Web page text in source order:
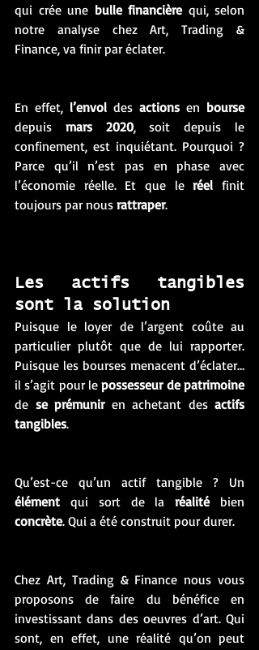
qui crée une bulle financière qui, selon
notre analyse chez Art, Trading &
Finance, va finir par éclater.
En effet, l’envol des actions en bourse
depuis mars 2020, soit depuis le
confinement, est inquiétant. Pourquoi ?
Parce qu’il n’est pas en phase avec
l’économie réelle. Et que le réel finit
toujours par nous rattraper.
Les actifs tangibles
sont la solution
Puisque le loyer de l’argent coûte au
particulier plutôt que de lui rapporter.
Puisque les bourses menacent d’éclater…
il s’agit pour le possesseur de patrimoine
de se prémunir en achetant des actifs
tangibles.
élément qui sort de la réalité
concrète. Qui a été construit pour durer.
Chez Art, Trading & Finance nous vous
proposons de faire du bénéfice en
investissant dans des oeuvres d’art. Qui
sont, en effet, une réalité qu’on peut